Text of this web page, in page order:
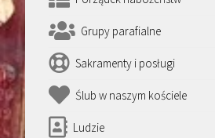
Grupy parafialne
Sakramenty i posługi
Ślub w naszym kościele
Ludzie